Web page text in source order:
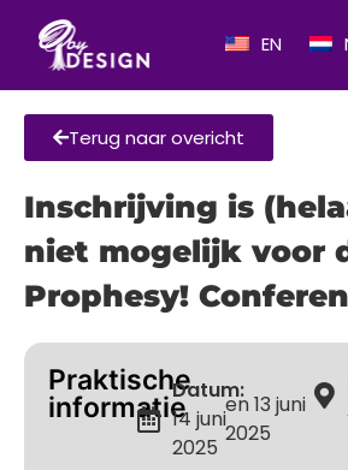
EN
Terug naar overicht
Inschrijving is
niet mogelijk voor
Prophesy!
Praktische
informatieDatum:
14 juni
2025
en 13 juni
2025